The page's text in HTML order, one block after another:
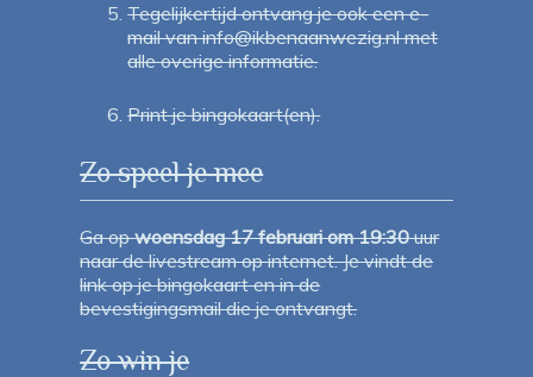
Tegelijkertijd ontvang je ook een e-
mail van info@ikbenaanwezig.nl met
alle overige informatie.
Print je bingokaart(en).
Zo speel je mee
Ga opwoensdag 17 februari om 19:30uur
naar de livestream op internet. Je vindt de
link op je bingokaart en in de
bevestigingsmail die je ontvangt.
Zo win je